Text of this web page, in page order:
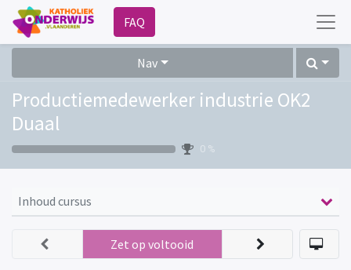
FAQ
Nav
Productiemedewerker industrie OK2
Duaal
0 %
Inhoud cursus
Zet op voltooid